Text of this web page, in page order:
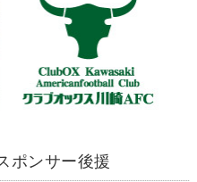
ポンサー後援